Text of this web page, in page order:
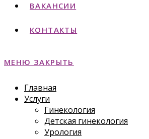
ВАКАНСИИ
КОНТАКТЫ
МЕНЮ ЗАКРЫТЬ
Главная
Услуги
Гинекология
Детская гинекология
Урология